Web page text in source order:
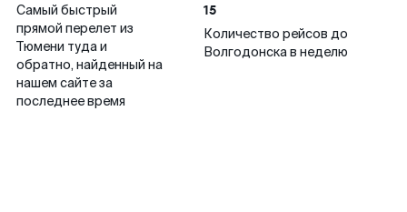
Самый быстрый
прямой перелет из
Тюмени туда и
обратно, найденный на
нашем сайте за
последнее время
15
Количество рейсов до
Волгодонска в неделю